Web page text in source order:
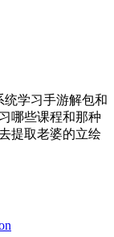
统学习手游解包和
哪些课程和那种
提取老婆的立绘